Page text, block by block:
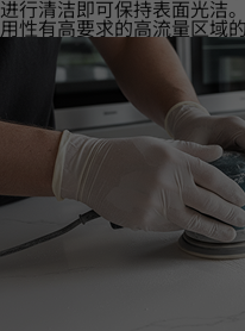
进行清洁即可保持表面光洁
用性有高要求的高流量区域